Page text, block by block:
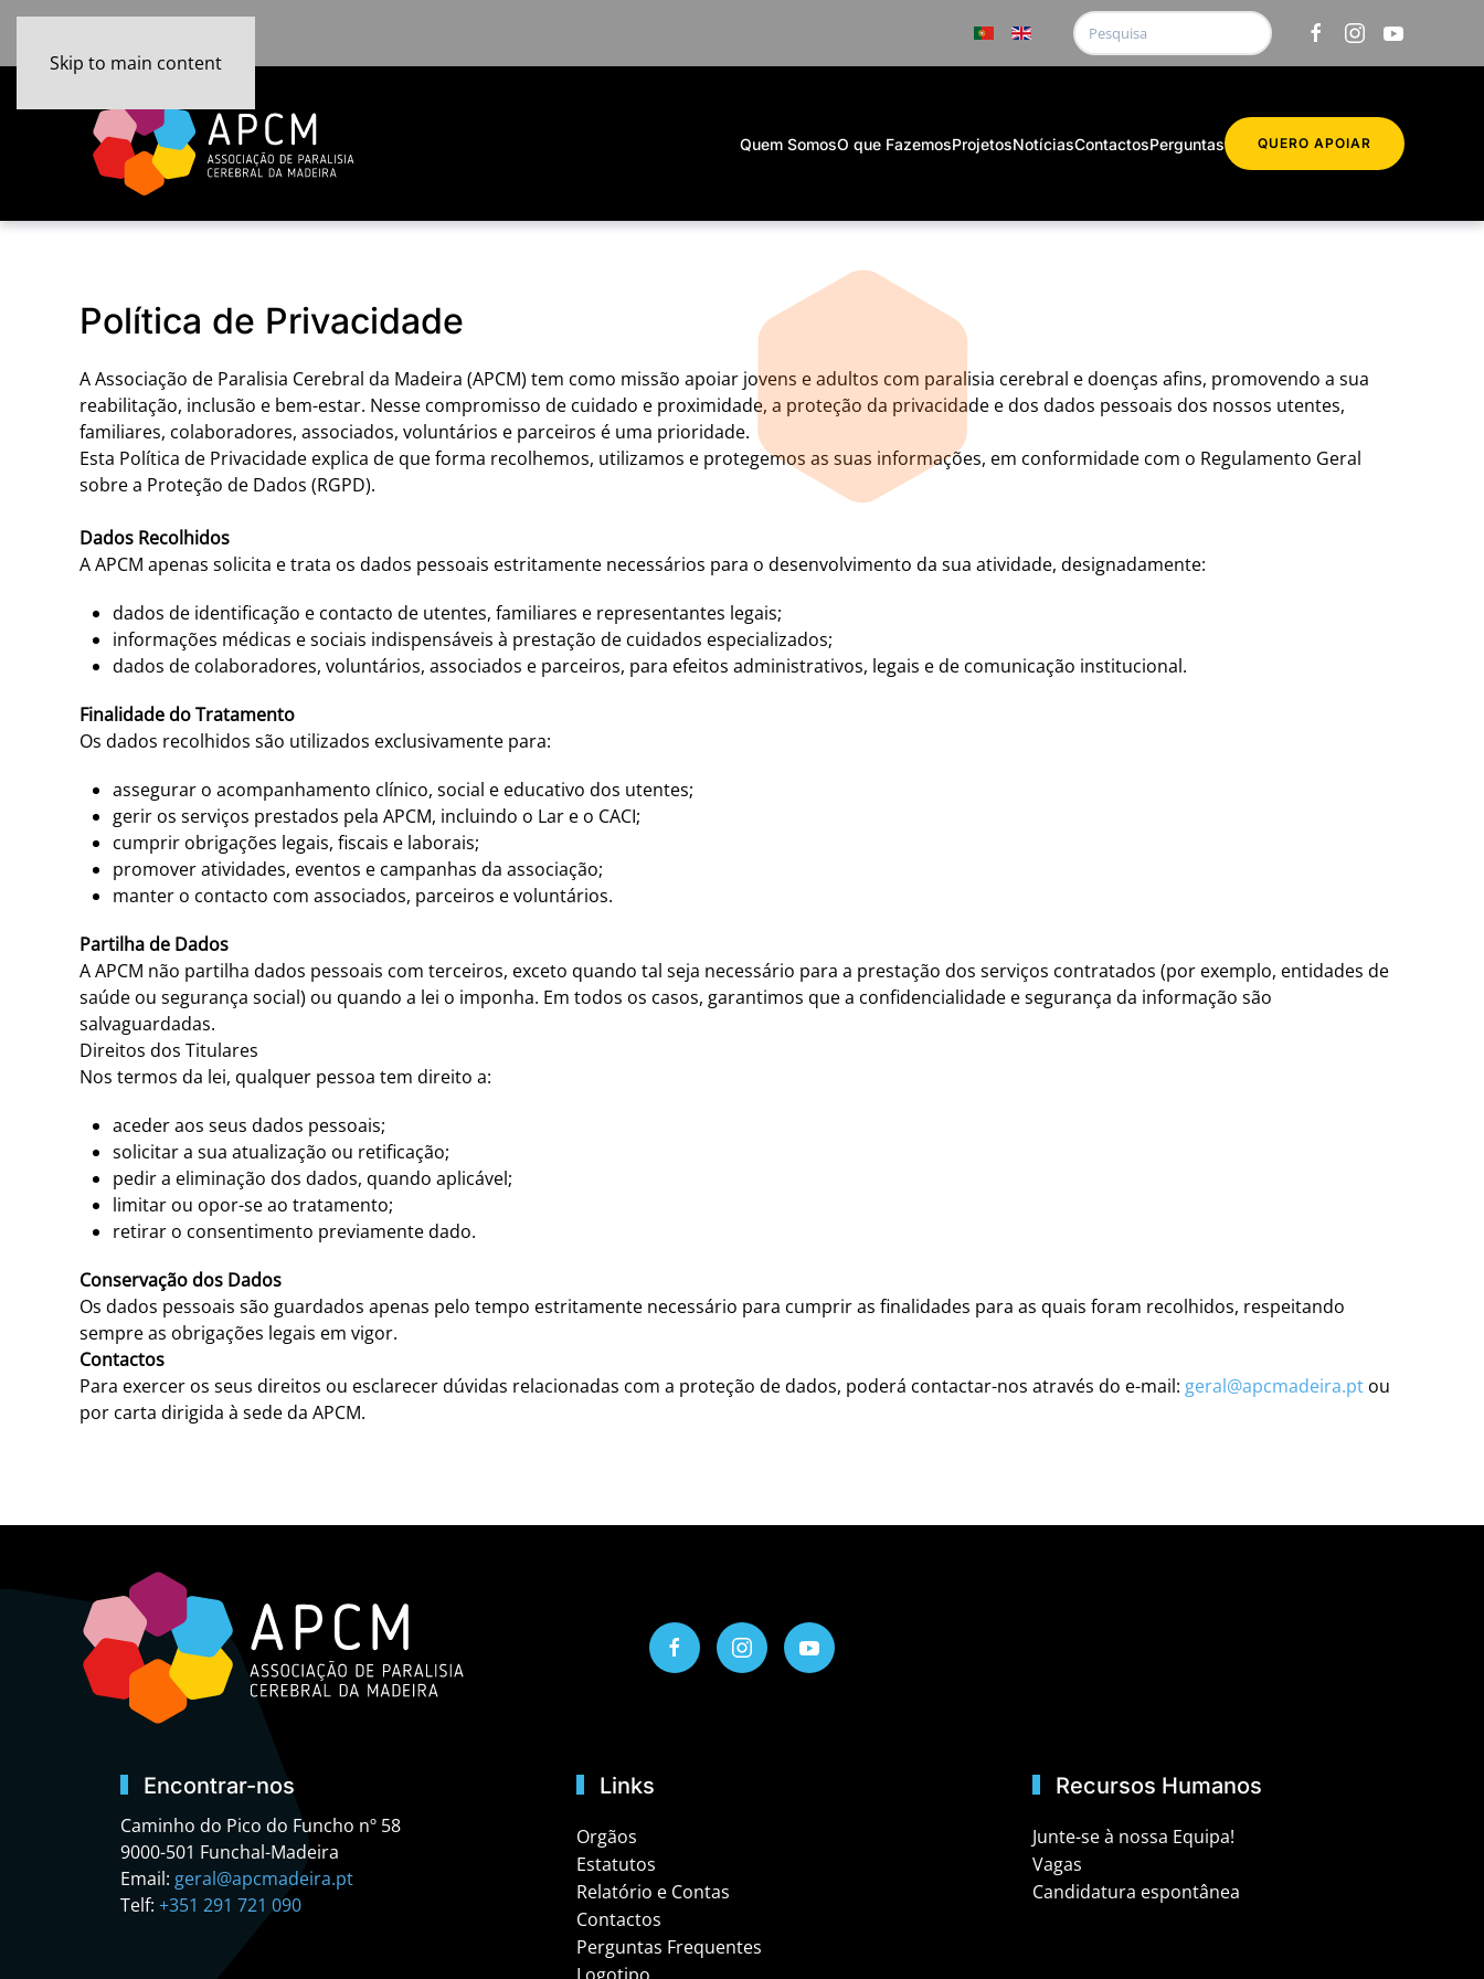
Skip to main content
Quem SomosO que FazemosProjetosNotíciasContactosPerguntas QUERO APOIAR
Política de Privacidade
A Associação de Paralisia Cerebral da Madeira (APCM) tem como missão apoiar jovens e adultos com paralisia cerebral e doenças afins, promovendo a sua
reabilitação, inclusão e bem-estar. Nesse compromisso de cuidado e proximidade, a proteção da privacidade e dos dados pessoais dos nossos utentes,
familiares, colaboradores, associados, voluntários e parceiros é uma prioridade.
Esta Política de Privacidade explica de que forma recolhemos, utilizamos e protegemos as suas informações, em conformidade com o Regulamento Geral
sobre a Proteção de Dados (RGPD).
Dados Recolhidos
A APCM apenas solicita e trata os dados pessoais estritamente necessários para o desenvolvimento da sua atividade, designadamente:
dados de identificação e contacto de utentes, familiares e representantes legais;
informações médicas e sociais indispensáveis à prestação de cuidados especializados;
dados de colaboradores, voluntários, associados e parceiros, para efeitos administrativos, legais e de comunicação institucional.
Finalidade do Tratamento
Os dados recolhidos são utilizados exclusivamente para:
assegurar o acompanhamento clínico, social e educativo dos utentes;
gerir os serviços prestados pela APCM, incluindo o Lar e o CACI;
cumprir obrigações legais, fiscais e laborais;
promover atividades, eventos e campanhas da associação;
manter o contacto com associados, parceiros e voluntários.
Partilha de Dados
A APCM não partilha dados pessoais com terceiros, exceto quando tal seja necessário para a prestação dos serviços contratados (por exemplo, entidades de
saúde ou segurança social) ou quando a lei o imponha. Em todos os casos, garantimos que a confidencialidade e segurança da informação são
salvaguardadas.
Direitos dos Titulares
Nos termos da lei, qualquer pessoa tem direito a:
aceder aos seus dados pessoais;
solicitar a sua atualização ou retificação;
pedir a eliminação dos dados, quando aplicável;
limitar ou opor-se ao tratamento;
retirar o consentimento previamente dado.
Conservação dos Dados
Os dados pessoais são guardados apenas pelo tempo estritamente necessário para cumprir as finalidades para as quais foram recolhidos, respeitando
sempre as obrigações legais em vigor.
Contactos
Para exercer os seus direitos ou esclarecer dúvidas relacionadas com a proteção de dados, poderá contactar-nos através do e-mail: geral@apcmadeira.pt ou
por carta dirigida à sede da APCM.
Encontrar-nos
Caminho do Pico do Funcho nº 58
9000-501 Funchal-Madeira
Email: geral@apcmadeira.pt
Telf: +351 291 721 090
Links
Orgãos
Estatutos
Relatório e Contas
Contactos
Perguntas Frequentes
Recursos Humanos
Junte-se à nossa Equipa!
Vagas
Candidatura espontânea